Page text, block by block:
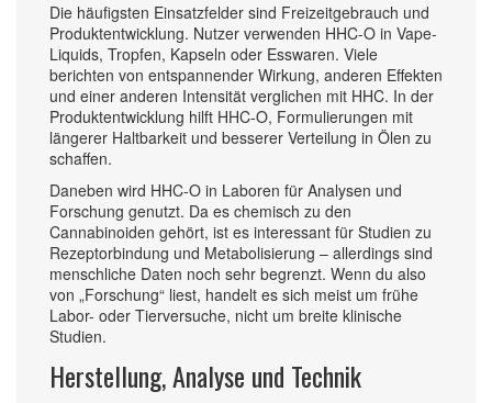
Die häufigsten Einsatzfelder sind Freizeitgebrauch und
Produktentwicklung. Nutzer verwenden HHC-O in Vape-
Liquids, Tropfen, Kapseln oder Esswaren. Viele
berichten von entspannender Wirkung, anderen Effekten
und einer anderen Intensität verglichen mit HHC. In der
Produktentwicklung hilft HHC-O, Formulierungen mit
längerer Haltbarkeit und besserer Verteilung in Ölen zu
schaffen.
Daneben wird HHC-O in Laboren für Analysen und
Forschung genutzt. Da es chemisch zu den
Cannabinoiden gehört, ist es interessant für Studien zu
Rezeptorbindung und Metabolisierung – allerdings sind
menschliche Daten noch sehr begrenzt. Wenn du also
von „Forschung“ liest, handelt es sich meist um frühe
Labor- oder Tierversuche, nicht um breite klinische
Studien.
Herstellung, Analyse und Technik